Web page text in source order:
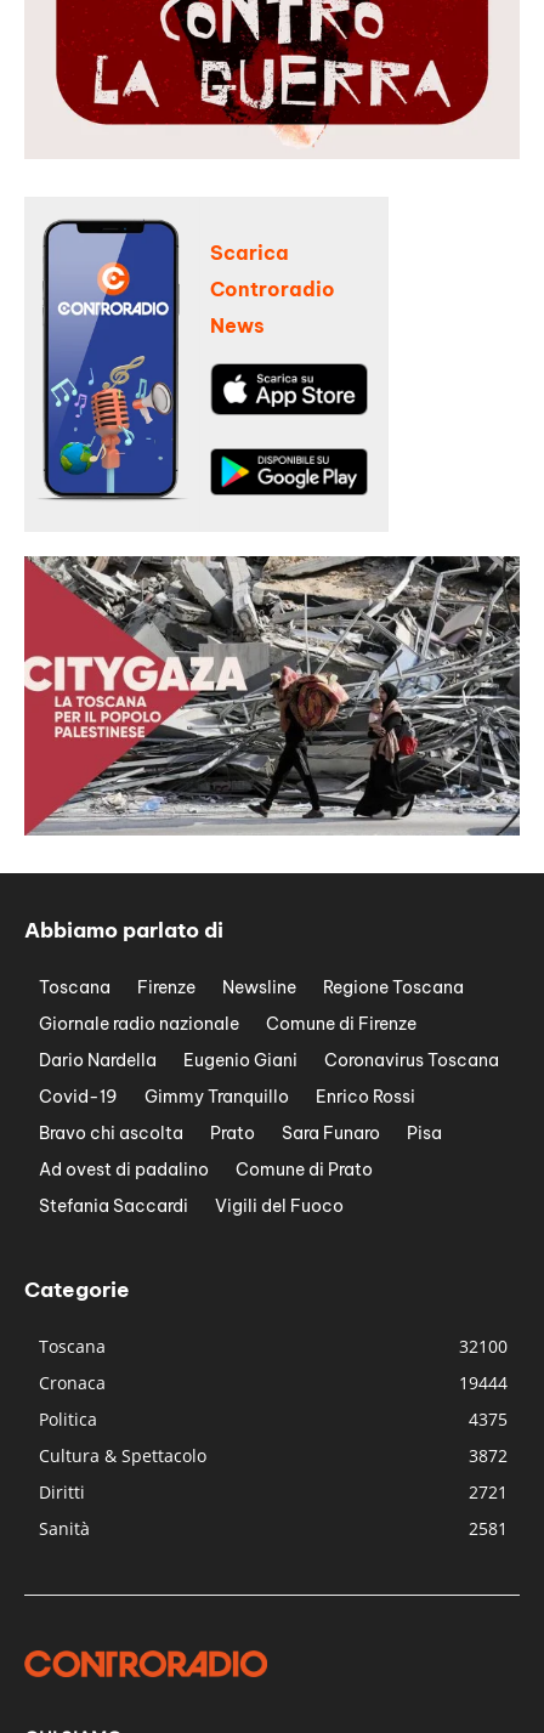
Scarica
Controradio
News
Abbiamo parlato di
Toscana Firenze Newsline
Regione Toscana
Giornale radio nazionale
Comune di Firenze
Dario Nardella
Eugenio Giani
Coronavirus Toscana
Covid-19
Gimmy Tranquillo
Enrico Rossi
Bravo chi ascolta
Prato Sara Funaro
Pisa
Ad ovest di padalino
Comune di Prato
Stefania Saccardi
Vigili del Fuoco
Categorie
Toscana
32100
Cronaca
19444
Politica
4375
Cultura & Spettacolo
3872
Diritti
2721
Sanità
2581